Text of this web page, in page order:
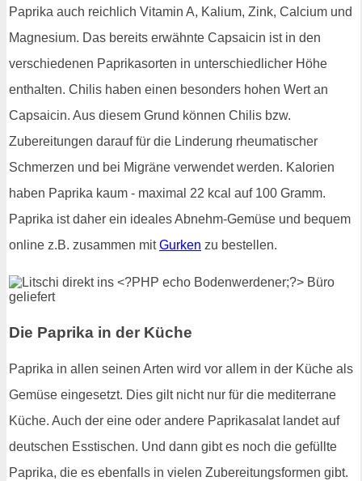
Paprika auch reichlich Vitamin A, Kalium, Zink, Calcium und
Magnesium. Das bereits erwähnte Capsaicin ist in den
verschiedenen Paprikasorten in unterschiedlicher Höhe
enthalten. Chilis haben einen besonders hohen Wert an
Capsaicin. Aus diesem Grund können Chilis bzw.
Zubereitungen darauf für die Linderung rheumatischer
Schmerzen und bei Migräne verwendet werden. Kalorien
haben Paprika kaum - maximal 22 kcal auf 100 Gramm.
Paprika ist daher ein ideales Abnehm-Gemüse und bequem
online z.B. zusammen mitGurken zu bestellen.
Die Paprika in der Küche
Paprika in allen seinen Arten wird vor allem in der Küche als
Gemüse eingesetzt. Dies gilt nicht nur für die mediterrane
Küche. Auch der eine oder andere Paprikasalat landet auf
deutschen Esstischen. Und dann gibt es noch die gefüllte
Paprika, die es ebenfalls in vielen Zubereitungsformen gibt.